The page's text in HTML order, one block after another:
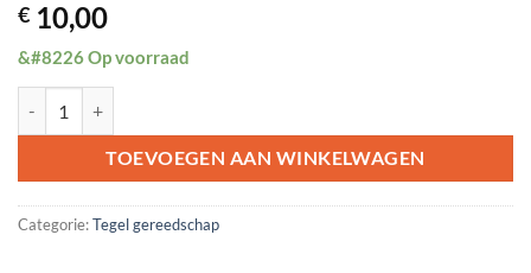
€ 10,00
&#8226 Op voorraad
TOEVOEGEN AAN WINKELWAGEN
Categorie:Tegel gereedschap